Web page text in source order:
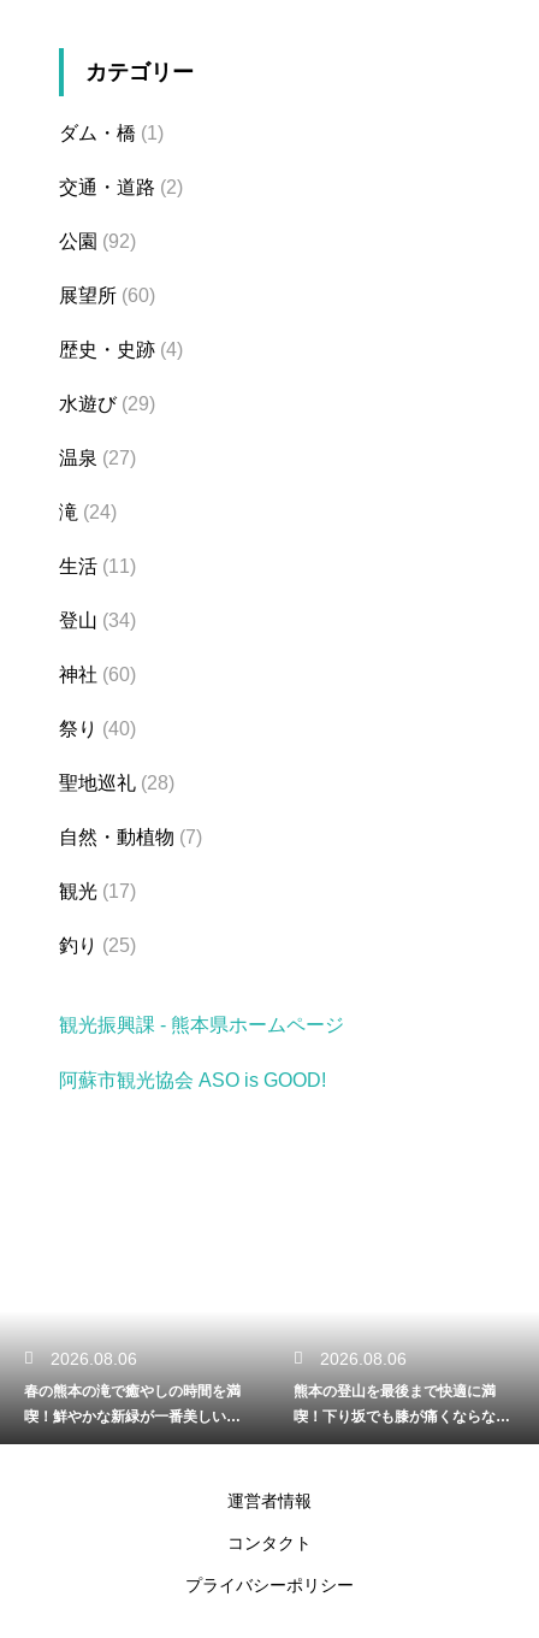
カテゴリー
ダム・橋 (1)
交通・道路 (2)
公園 (92)
展望所 (60)
歴史・史跡 (4)
水遊び(29)
温泉 (27)
滝 (24)
生活 (11)
登山 (34)
神社 (60)
祭り (40)
聖地巡礼 (28)
自然・動植物 (7)
観光 (17)
釣り (25)
観光振興課 - 熊本県ホームページ
阿蘇市観光協会 ASO is GOOD!
を満
い見
2026.08.06
熊本の登山を最後まで快適に満
喫！下り坂でも膝が痛くならない
歩き方を解説
2026.08.05
熊本の川遊びを家族みん
喫！手軽に自然を楽しめ
のコース解説
運営者情報
コンタクト
プライバシーポリシー